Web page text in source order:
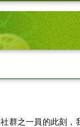
之一員的此刻，